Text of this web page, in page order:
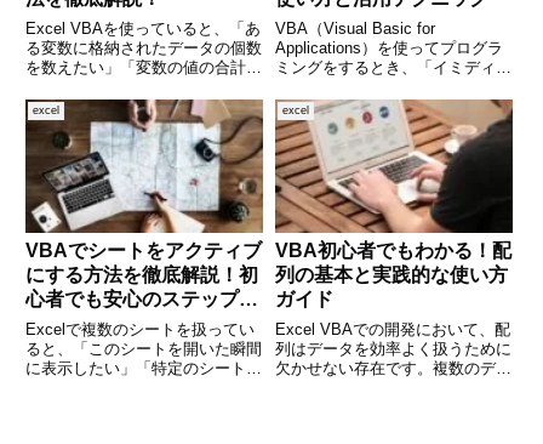
Excel VBAを使っていると、「あ
る変数に格納されたデータの個数
を数えたい」「変数の値の合計を
あります。とくに配列やコレクシ
ョンを扱うときには、データ数の
カウントや合計値の取得は基本中
の基本です。本記事では
VBA（Visual Basic for
Applications）を使ってプログラ
ミングをするとき、「イミディエ
活用することで、開発の効率がぐ
んと上がります。エラーの確認、
変数の中身のチェック、コードの
テスト
excel
VBAでシートをアクティブ
にする方法を徹底解説！初
心者でも安心のステップガ
イド
Excelで複数のシートを扱ってい
ると、「このシートを開いた瞬間
に表示したい」「特定のシートに
excel
VBA初心者でもわかる！配
列の基本と実践的な使い方
ガイド
Excel VBAでの開発において、配
列はデータを効率よく扱うために
欠かせない存在です。複数のデー